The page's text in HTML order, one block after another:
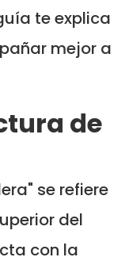
te explica
mejor a
de
se refiere
del
con la